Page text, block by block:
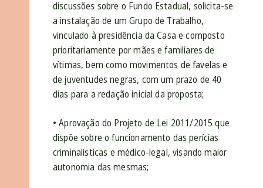
discussões sobre o Fundo Estadual, solicita-se
a instalação de um Grupo de Trabalho,
vinculado à presidência da Casa e composto
prioritariamente por mães e familiares de
vítimas, bem como movimentos de favelas e
de juventudes negras, com um prazo de 40
dias para a redação inicial da proposta;
• Aprovação do Projeto de Lei 2011/2015 que
dispõe sobre o funcionamento das perícias
criminalísticas e médico-legal, visando maior
autonomia das mesmas;